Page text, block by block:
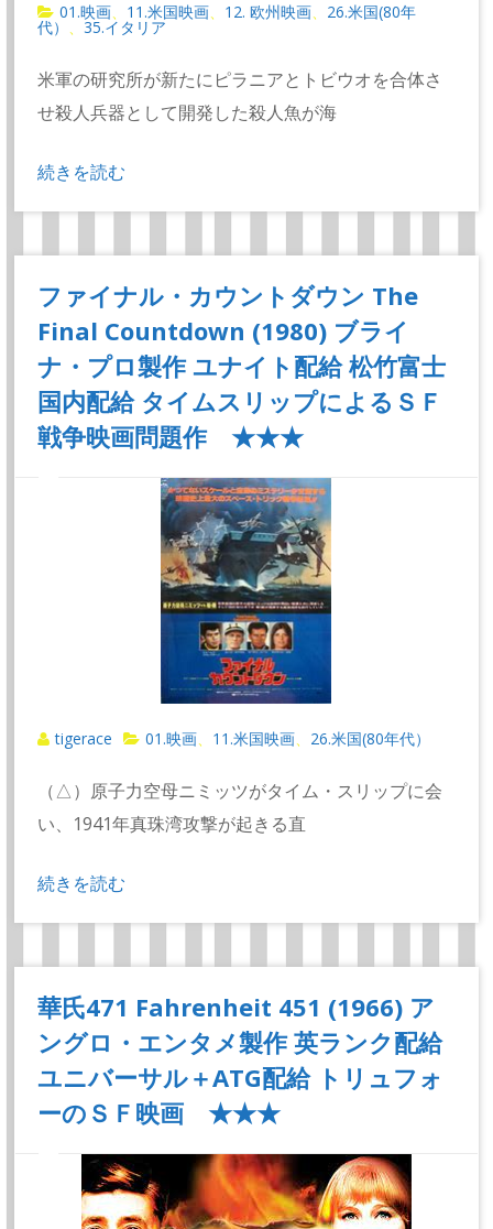
01.映画
11.米国映画 12. 欧州映画 26.米国(80年
代） 、35.イタリア
米軍の研究所が新たにピラニアとトビウオを合体さ
せ殺人兵器として開発した殺人魚が海
続きを読む
ファイナル・カウントダウン The
Final Countdown (1980) ブライ
ナ・プロ製作 ユナイト配給 松竹富士
国内配給 タイムスリップによるＳＦ
戦争映画問題作 ★★★
tigerace 01.映画 11.米国映画 26.米国(80年代）
（△）原子力空母ニミッツがタイム・スリップに会
い、1941年真珠湾攻撃が起きる直
続きを読む
華氏471 Fahrenheit 451 (1966) ア
ングロ・エンタメ製作 英ランク配給
ユニバーサル＋ATG配給 トリュフォ
ーのＳＦ映画 ★★★